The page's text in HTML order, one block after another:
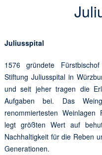
Juliusspital
1576 gründete
Stiftung Juliusspital in
und seit jeher tragen die
Aufgaben bei. Das
renommiertesten
legt größten Wert auf
Nachhaltigkeit für die Reben
Generationen.